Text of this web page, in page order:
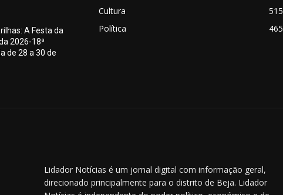
A Festa da
2026-18ª
de 28 a 30 de
Cultura
515
Política
465
Lidador Notícias é um jornal digital com informação geral,
direcionado principalmente para o distrito de Beja. Lidador